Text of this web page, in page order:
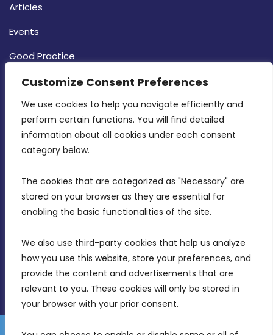
Customize Consent Preferences
We use cookies to help you navigate efficiently and
perform certain functions. You will find detailed
information about all cookies under each consent
category below.
The cookies that are categorized as "Necessary" are
stored on your browser as they are essential for
enabling the basic functionalities of the site.
We also use third-party cookies that help us analyze
how you use this website, store your preferences, and
provide the content and advertisements that are
relevant to you. These cookies will only be stored in
your browser with your prior consent.
Articles
Events
Good Practice
Strategy
CONTACT INFO
MDIA, Twenty20 Business Centre, Triq l-
Birkirkara, CBD 3050
(356) 21 828 800
Office Hours: 7AM - 4PM